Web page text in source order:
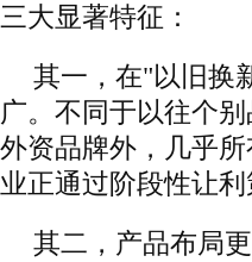
三大显著特征：
其一，在"以旧换
广。不同于以往个
外资品牌外，几乎
业正通过阶段性让
其二，产品布局